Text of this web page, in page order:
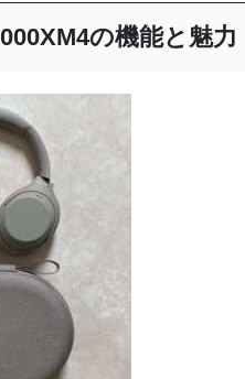
の機能と魅力